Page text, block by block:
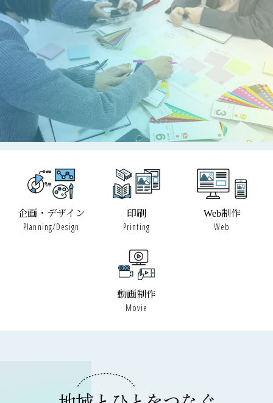
企画・デザイン
Planning/Design
印刷
Printing
Web制作
Web
動画制作
Movie